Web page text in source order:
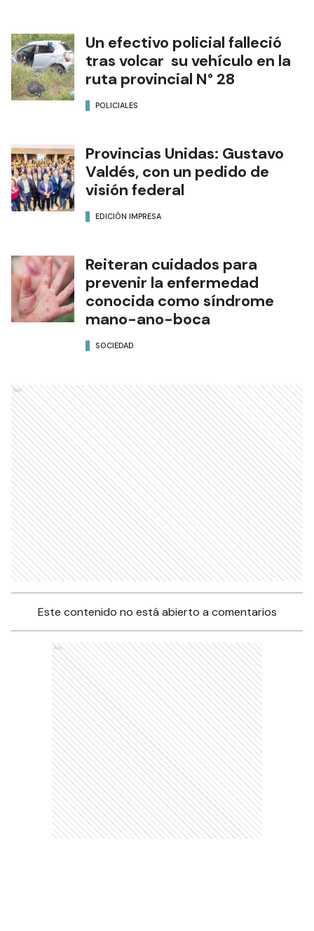
Un efectivo policial falleció
tras volcar su vehículo en la
ruta provincial N° 28
POLICIALES
Provincias Unidas: Gustavo
Valdés, con un pedido de
visión federal
EDICIÓN IMPRESA
Reiteran cuidados para
prevenir la enfermedad
conocida como síndrome
mano-ano-boca
SOCIEDAD
Ads
Este contenido no está abierto a comentarios
Ads